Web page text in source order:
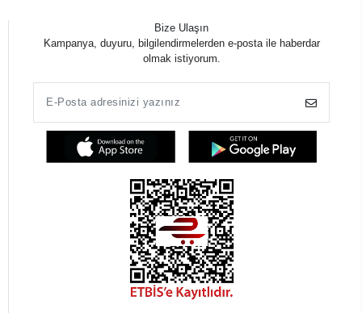
Bize Ulaşın
Kampanya, duyuru, bilgilendirmelerden e-posta ile haberdar
olmak istiyorum.